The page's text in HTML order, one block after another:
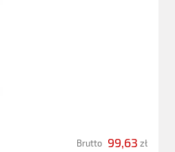
zł
99,63
Brutto